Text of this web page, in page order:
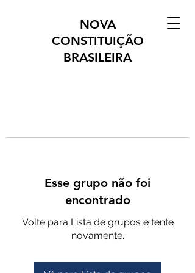
NOVA
CONSTITUIÇÃO
BRASILEIRA
Esse grupo não foi
encontrado
Volte para Lista de grupos e tente
novamente.